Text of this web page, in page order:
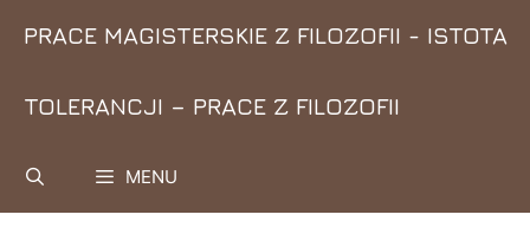
PRACE MAGISTERSKIE Z FILOZOFII - ISTOTA
TOLERANCJI – PRACE Z FILOZOFII
MENU